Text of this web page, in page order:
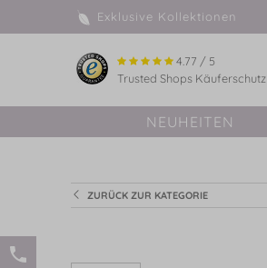
Exklusive Kollektionen
4.77 / 5
Trusted Shops Käuferschutz
NEUHEITEN
ZURÜCK ZUR KATEGORIE